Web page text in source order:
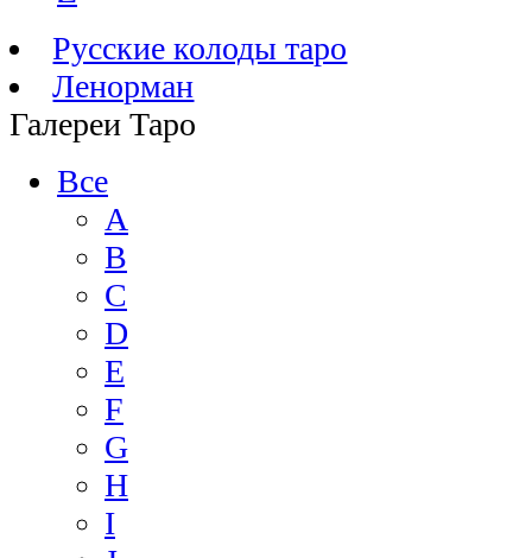
Русские колоды таро
Ленорман
Галереи Таро
Все
A
B
C
D
E
F
G
H
I